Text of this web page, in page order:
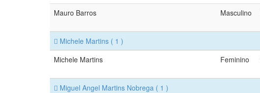
Mauro Barros Masculino
Michele Martins ( 1 )
Michele Martins
Feminino
Miguel Angel Martins Nobrega ( 1 )